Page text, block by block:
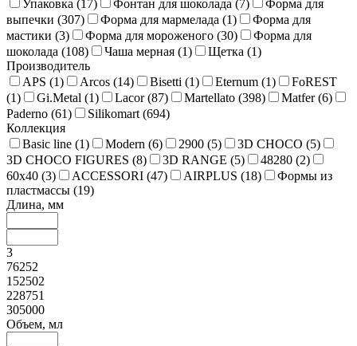
Упаковка (17) Фонтан для шоколада (7)
Форма для
выпечки (307) Форма для мармелада (1)
Форма для
мастики (3) Форма для мороженого (30)
Форма для
шоколада (108) Чаша мерная (1) Щетка (1)
Производитель
APS (1) Arcos (14) Bisetti (1) Eternum (1)
FoREST
(1) Gi.Metal (1) Lacor (87) Martellato (398) Matfer (6)
Paderno (61) Silikomart (694)
Коллекция
Basic line (1) Modern (6) 2900 (5) 3D CHOCO (5)
3D CHOCO FIGURES (8) 3D RANGE (5) 48280 (2)
60x40 (3) ACCESSORI (47) AIRPLUS (18)
Формы из
пластмассы (19)
Длина, мм
3
76252
152502
228751
305000
Объем, мл